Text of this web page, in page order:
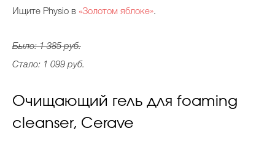
Ищите Physio в «Золотом яблоке».
Было: 1 385 руб.
Стало: 1 099 руб.
Очищающий гель для foaming
cleanser, Сerave